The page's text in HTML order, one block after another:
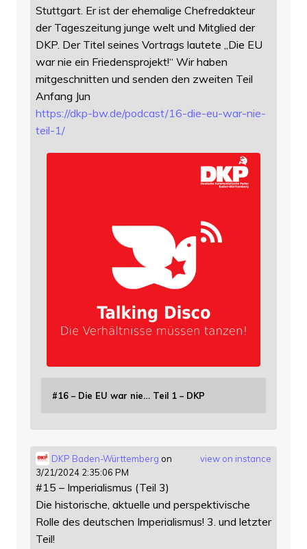
Stuttgart. Er ist der ehemalige Chefredakteur
der Tageszeitung junge welt und Mitglied der
DKP. Der Titel seines Vortrags lautete „Die EU
war nie ein Friedensprojekt!“ Wir haben
mitgeschnitten und senden den zweiten Teil
Anfang Jun
https://dkp-bw.de/podcast/16-die-eu-war-nie-
teil-1/
#16 – Die EU war nie… Teil 1 – DKP
view on instance
DKP Baden-Württemberg on
3/21/2024 2:35:06 PM
#15 – Imperialismus (Teil 3)
Die historische, aktuelle und perspektivische
Rolle des deutschen Imperialismus! 3. und letzter
Teil!